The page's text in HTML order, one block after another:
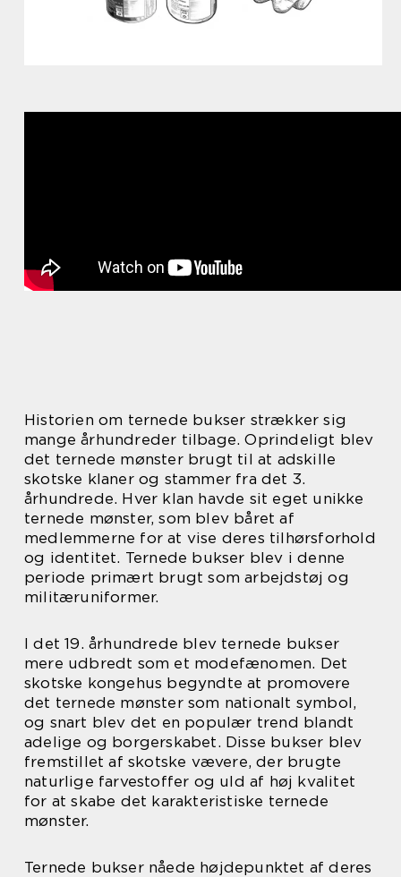
Historien om ternede bukser strækker sig
mange århundreder tilbage. Oprindeligt blev
det ternede mønster brugt til at adskille
skotske klaner og stammer fra det 3.
århundrede. Hver klan havde sit eget unikke
ternede mønster, som blev båret af
medlemmerne for at vise deres tilhørsforhold
og identitet. Ternede bukser blev i denne
periode primært brugt som arbejdstøj og
militæruniformer.
I det 19. århundrede blev ternede bukser
mere udbredt som et modefænomen. Det
skotske kongehus begyndte at promovere
det ternede mønster som nationalt symbol,
og snart blev det en populær trend blandt
adelige og borgerskabet. Disse bukser blev
fremstillet af skotske vævere, der brugte
naturlige farvestoffer og uld af høj kvalitet
for at skabe det karakteristiske ternede
mønster.
Ternede bukser nåede højdepunktet af deres